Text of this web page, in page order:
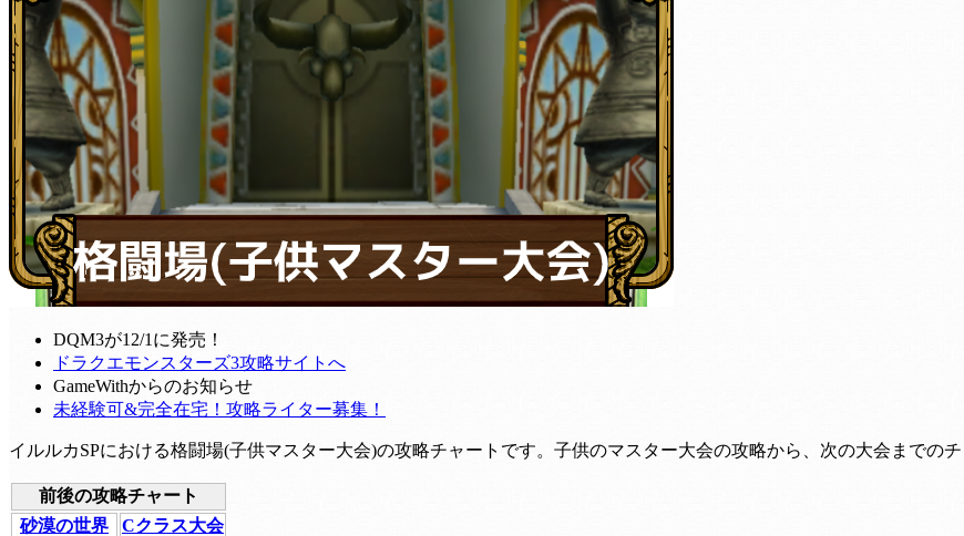
DQM3が12/1に発売！
ドラクエモンスターズ3攻略サイトへ
GameWithからのお知らせ
未経験可&完全在宅！攻略ライター募集！
イルルカSPにおける格闘場(子供マスター大会)の攻略チャートです。子供のマスター大会の攻略から、次の大会までのチ
前後の攻略チャート
砂漠の世界
Cクラス大会